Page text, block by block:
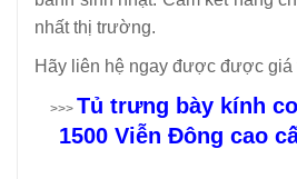
nhất thị trường.
Hãy liên hệ ngay được được giá
>>> Tủ trưng bày kính
1500 Viễn Đông cao